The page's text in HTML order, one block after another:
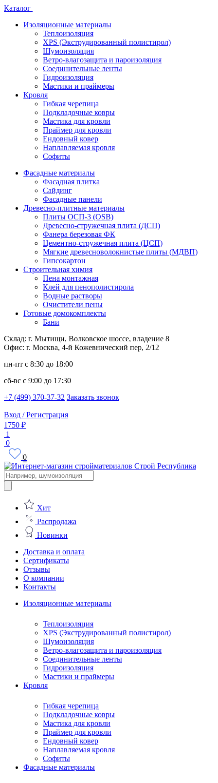
Каталог
Изоляционные материалы
Теплоизоляция
XPS (Экструдированный полистирол)
Шумоизоляция
Ветро-влагозащита и пароизоляция
Соединительные ленты
Гидроизоляция
Мастики и праймеры
Кровля
Гибкая черепица
Подкладочные ковры
Мастика для кровли
Праймер для кровли
Ендовный ковер
Наплавляемая кровля
Софиты
Фасадные материалы
Фасадная плитка
Сайдинг
Фасадные панели
Древесно-плитные материалы
Плиты ОСП-3 (OSB)
Древесно-стружечная плита (ДСП)
Фанера березовая ФК
Цементно-стружечная плита (ЦСП)
Мягкие древесноволокнистые плиты (МДВП)
Гипсокартон
Строительная химия
Пена монтажная
Клей для пенополистирола
Водные растворы
Очистители пены
Готовые домокомплекты
Бани
Склад: г. Мытищи, Волковское шоссе, владение 8
Офис: г. Москва, 4-й Кожевнический пер, 2/12
пн-пт с 8:30 до 18:00
сб-вс с 9:00 до 17:30
+7 (499) 370-37-32 Заказать звонок
Вход / Регистрация
1750 ₽
1
0
0
Поиск
товаров
Хит
Распродажа
Новинки
Доставка и оплата
Сертификаты
Отзывы
О компании
Контакты
Изоляционные материалы
Теплоизоляция
XPS (Экструдированный полистирол)
Шумоизоляция
Ветро-влагозащита и пароизоляция
Соединительные ленты
Гидроизоляция
Мастики и праймеры
Кровля
Гибкая черепица
Подкладочные ковры
Мастика для кровли
Праймер для кровли
Ендовный ковер
Наплавляемая кровля
Софиты
Фасадные материалы